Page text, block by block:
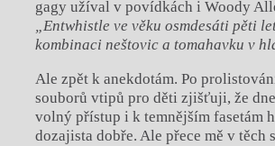
gagy užíval v povídkách i Woody
„Entwhistle ve věku osmdesáti pěti
kombinaci neštovic a tomahavku v
Ale zpět k anekdotám. Po
souborů vtipů pro děti zjišťuji, že
volný přístup i k temnějším fasetám
dozajista dobře. Ale přece mě v těch